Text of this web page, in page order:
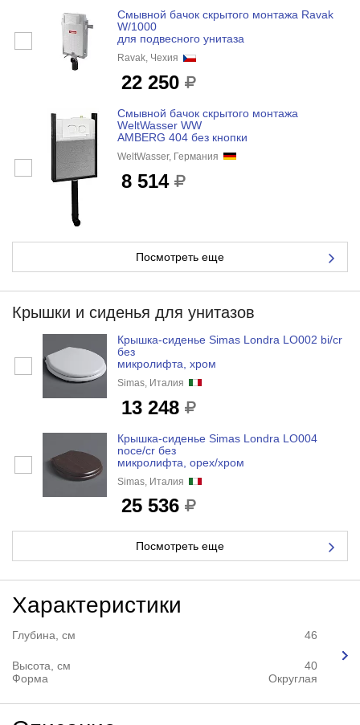
Смывной бачок скрытого монтажа Ravak
W/1000
для подвесного унитаза
Ravak, Чехия
22 250
Смывной бачок скрытого монтажа
WeltWasser WW
AMBERG 404 без кнопки
WeltWasser, Германия
8 514
Посмотреть еще
Крышки и сиденья для унитазов
Крышка-сиденье Simas Londra LO002 bi/cr
без
микролифта, хром
Simas, Италия
13 248
Крышка-сиденье Simas Londra LO004
noce/cr без
микролифта, орех/хром
Simas, Италия
25 536
Посмотреть еще
Характеристики
Глубина, см 46
Высота, см
40
Форма
Округлая